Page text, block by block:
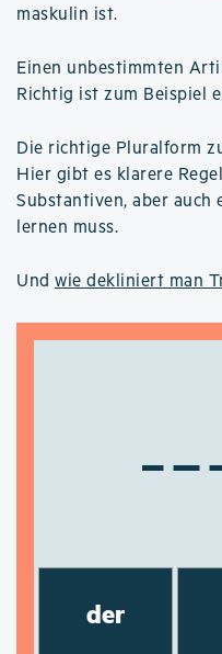
maskulin ist.
Einen unbestimmten
Richtig ist zum Beispiel
Die richtige Pluralform
Hier gibt es klarere
Substantiven, aber auch
lernen muss.
Und wie dekliniert man
der